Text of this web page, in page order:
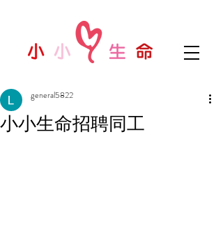
小小生命招聘同工
general5822